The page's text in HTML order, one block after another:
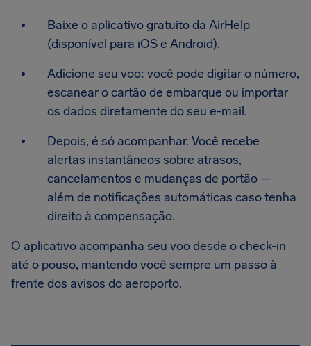
Baixe o aplicativo gratuito da AirHelp
(disponível para iOS e Android).
Adicione seu voo: você pode digitar o número,
escanear o cartão de embarque ou importar
os dados diretamente do seu e-mail.
Depois, é só acompanhar. Você recebe
alertas instantâneos sobre atrasos,
cancelamentos e mudanças de portão —
além de notificações automáticas caso tenha
direito à compensação.
O aplicativo acompanha seu voo desde o check-in
até o pouso, mantendo você sempre um passo à
frente dos avisos do aeroporto.